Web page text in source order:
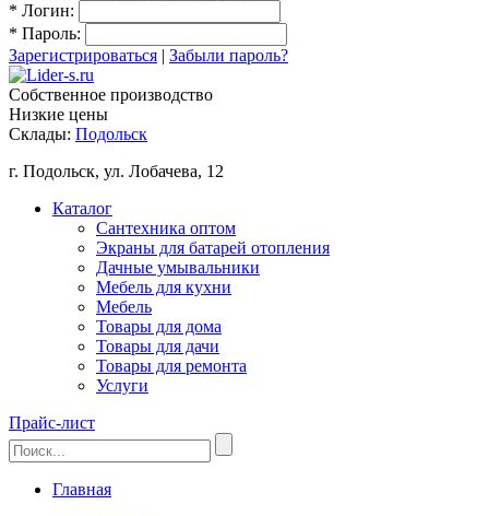
* Логин:
* Пароль:
Зарегистрироваться | Забыли пароль?
Собственное производство
Низкие цены
Склады: Подольск
г. Подольск, ул. Лобачева, 12
Каталог
Сантехника оптом
Экраны для батарей отопления
Дачные умывальники
Мебель для кухни
Мебель
Товары для дома
Товары для дачи
Товары для ремонта
Услуги
Прайс-лист
Главная